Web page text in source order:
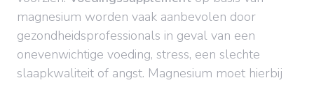
magnesium worden vaak aanbevolen door
gezondheidsprofessionals in geval van een
onevenwichtige voeding, stress, een slechte
slaapkwaliteit of angst. Magnesium moet hierbij